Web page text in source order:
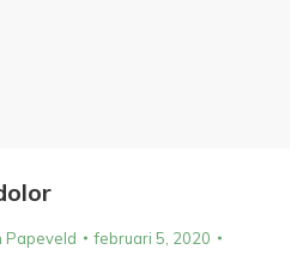
Papeveld
februari 5, 2020